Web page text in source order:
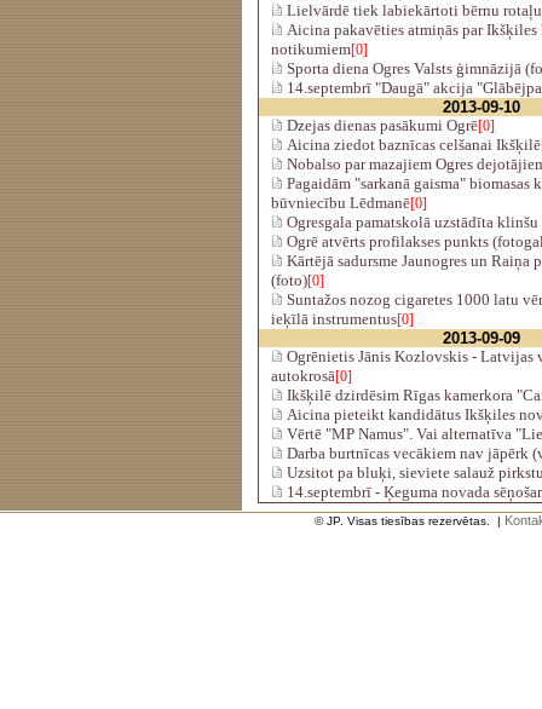
Lielvārdē tiek labiekārtoti bērnu
Aicina pakavēties atmiņās par
notikumiem[0]
Sporta diena Ogres Valsts ģimnāzijā
14.septembrī "Daugā" akcija
2013-09-10
Dzejas dienas pasākumi Ogrē[0]
Aicina ziedot baznīcas celšanai Ikšķilē
Nobalso par mazajiem Ogres
Pagaidām "sarkanā gaisma" biomasas
būvniecību Lēdmanē[0]
Ogresgala pamatskolā uzstādīta klinšu
Ogrē atvērts profilakses punkts
Kārtējā sadursme Jaunogres un Raiņa
(foto)[0]
Suntažos nozog cigaretes 1000 latu
ieķīlā instrumentus[0]
2013-09-09
Ogrēnietis Jānis Kozlovskis - Latvijas
autokrosā[0]
Ikšķilē dzirdēsim Rīgas kamerkora
Aicina pieteikt kandidātus Ikšķiles
Vērtē "MP Namus". Vai alternatīva
Darba burtnīcas vecākiem nav jāpērk
Uzsitot pa bluķi, sieviete salauž
14.septembrī - Ķeguma novada
© JP. Visas tiesības rezervētas. |